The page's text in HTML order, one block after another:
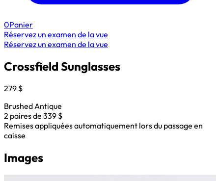
0Panier
Réservez un examen de la vue
Réservez un examen de la vue
Crossfield Sunglasses
279 $
Brushed Antique
2 paires de 339 $
Remises appliquées automatiquement lors du passage en
caisse
Images